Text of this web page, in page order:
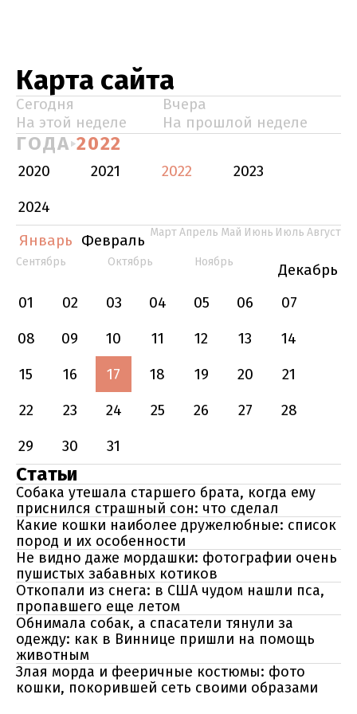
Карта сайта
Сегодня
Вчера
На этой неделе
На прошлой неделе
ГОДА 2022
2020 2021 2022
2023
2024
Январь Февраль МартАпрель Май Июнь Июль Август
Сентябрь Октябрь Ноябрь
Декабрь
01
02 03 04 05 06
07
08
09 10 11 12 13
14
15
16 17 18 19 20
21
22
23 24 25 26 27
28
29
30 31
Статьи
Собака утешала старшего брата, когда ему
приснился страшный сон: что сделал
Какие кошки наиболее дружелюбные: список
пород и их особенности
Не видно даже мордашки: фотографии очень
пушистых забавных котиков
Откопали из снега: в США чудом нашли пса,
пропавшего еще летом
Обнимала собак, а спасатели тянули за
одежду: как в Виннице пришли на помощь
животным
Злая морда и фееричные костюмы: фото
кошки, покорившей сеть своими образами